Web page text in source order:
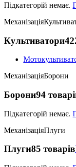
Підкатегорій немає.
Механізація
Культиватори
МеханізаціяБорони
Борони94
Підкатегорій немає.
МеханізаціяПлуги
Плуги85 товарів